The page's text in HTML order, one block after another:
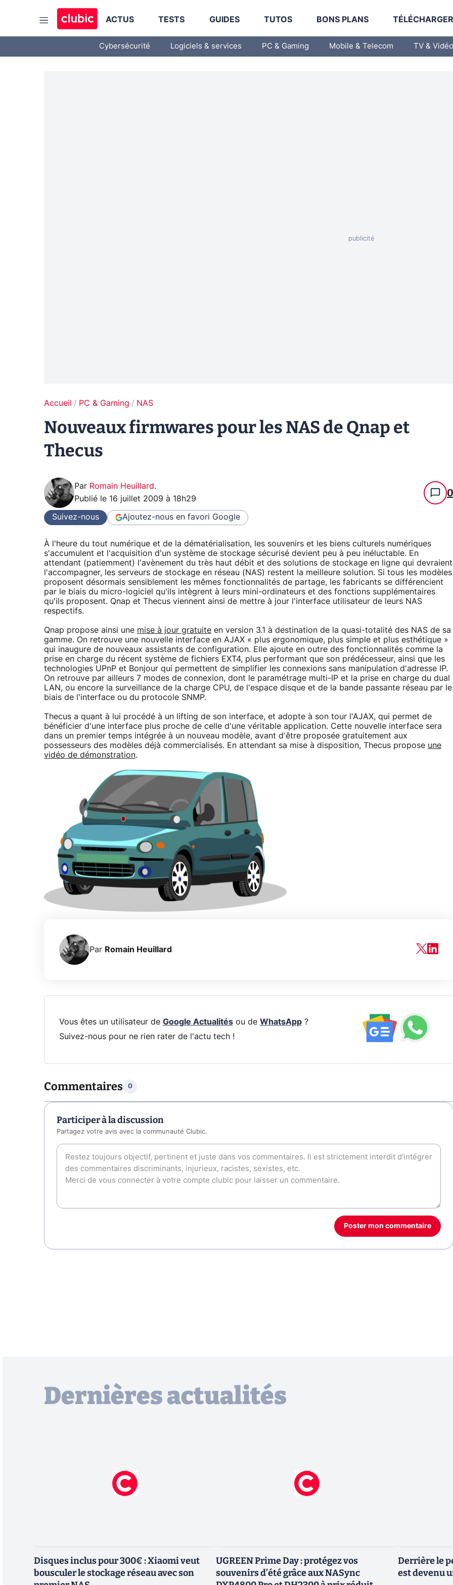
ACTUS TESTS GUIDES TUTOS BONS PLANS
Cybersécurité Logiciels & services PC & Gaming Mobile & Telecom TV & Vidéo
Accueil PC & Gaming NAS
Nouveaux firmwares pour les NAS de Qnap et
Thecus
Par Romain Heuillard.
Publié le 16 juillet 2009 à 18h29 0
Suivez-nous Ajoutez-nous en favori Google
À l'heure du tout numérique et de la dématérialisation, les souvenirs et les biens culturels numériques
s'accumulent et l'acquisition d'un système de stockage sécurisé devient peu à peu inéluctable. En
attendant (patiemment) l'avènement du très haut débit et des solutions de stockage en ligne qui devraient
l'accompagner, les serveurs de stockage en réseau (NAS) restent la meilleure solution. Si tous les modèles
proposent désormais sensiblement les mêmes fonctionnalités de partage, les fabricants se différencient
par le biais du micro-logiciel qu'ils intègrent à leurs mini-ordinateurs et des fonctions supplémentaires
qu'ils proposent. Qnap et Thecus viennent ainsi de mettre à jour l'interface utilisateur de leurs NAS
respectifs.
Qnap propose ainsi une mise à jour gratuite en version 3.1 à destination de la quasi-totalité des NAS de sa
gamme. On retrouve une nouvelle interface en AJAX « plus ergonomique, plus simple et plus esthétique »
qui inaugure de nouveaux assistants de configuration. Elle ajoute en outre des fonctionnalités comme la
prise en charge du récent système de fichiers EXT4, plus performant que son prédécesseur, ainsi que les
technologies UPnP et Bonjour qui permettent de simplifier les connexions sans manipulation d'adresse IP.
On retrouve par ailleurs 7 modes de connexion, dont le paramétrage multi-IP et la prise en charge du dual
LAN, ou encore la surveillance de la charge CPU, de l'espace disque et de la bande passante réseau par le
biais de l'interface ou du protocole SNMP.
Thecus a quant à lui procédé à un lifting de son interface, et adopte à son tour l'AJAX, qui permet de
bénéficier d'une interface plus proche de celle d'une véritable application. Cette nouvelle interface sera
dans un premier temps intégrée à un nouveau modèle, avant d'être proposée gratuitement aux
possesseurs des modèles déjà commercialisés. En attendant sa mise à disposition, Thecus propose une
vidéo de démonstration.
Par Romain Heuillard
Vous êtes un utilisateur de Google Actualitésou de WhatsApp?
Suivez-nous pour ne rien rater de l'actu tech !
Commentaires 0
Participer à la discussion
Partagez votre avis avec la communauté Clubic.
Poster mon commentaire
Dernières actualités
Disques inclus pour 300€ : Xiaomi veut
bousculer le stockage réseau avec son
UGREEN Prime Day : protégez vos
souvenirs d’été grâce aux NASync
Derrière le
est devenu